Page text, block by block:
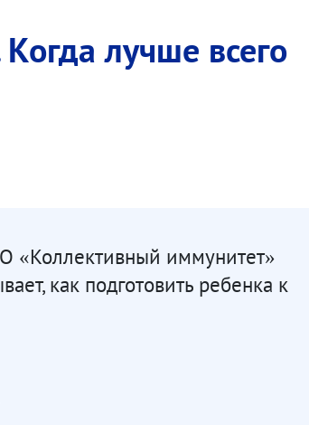
лучше всего
«Коллективный иммунитет»
как подготовить ребенка к